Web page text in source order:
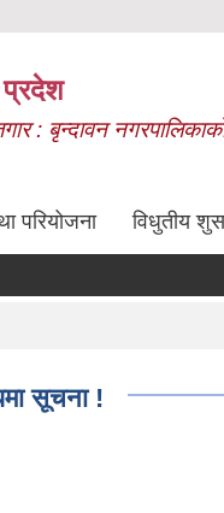
प्रदेश
: बृन्दावन
परियोजना विधुतीय
सूचना !